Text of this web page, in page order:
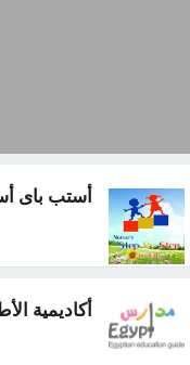
أستب باى
أكاديمية